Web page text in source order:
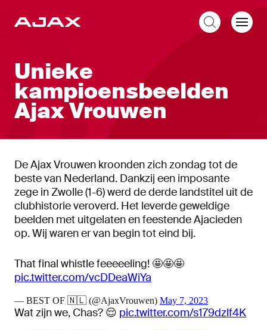
Unieke
kampioensbeelden
Ajax Vrouwen
De Ajax Vrouwen kroonden zich zondag tot de
beste van Nederland. Dankzij een imposante
zege in Zwolle (1-6) werd de derde landstitel uit de
clubhistorie veroverd. Het leverde geweldige
beelden met uitgelaten en feestende Ajacieden
op. Wij waren er van begin tot eind bij.
That final whistle feeeeeling! 🤩🤩🤩
pic.twitter.com/vcDDeaWiYa
— BEST OF 🇳🇱 (@AjaxVrouwen) May 7, 2023
Wat zijn we, Chas? 😌 pic.twitter.com/s179dzlf4K